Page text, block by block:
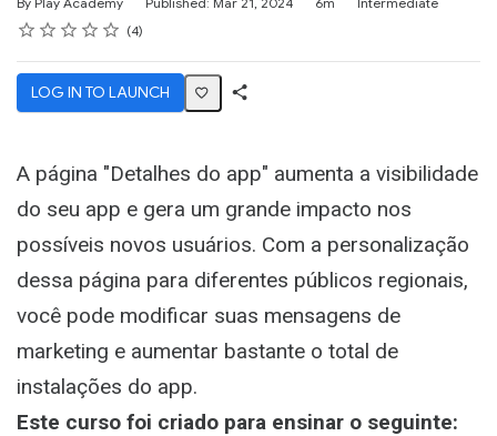
Rating
1 star
2 stars
3 stars
4 stars
5 stars
Average rating: 5.0 4
4 reviews
LOG IN TO LAUNCH
A página "Detalhes do app" aumenta a visibilidade
do seu app e gera um grande impacto nos
possíveis novos usuários. Com a personalização
dessa página para diferentes públicos regionais,
você pode modificar suas mensagens de
marketing e aumentar bastante o total de
instalações do app.
Este curso foi criado para ensinar o seguinte: